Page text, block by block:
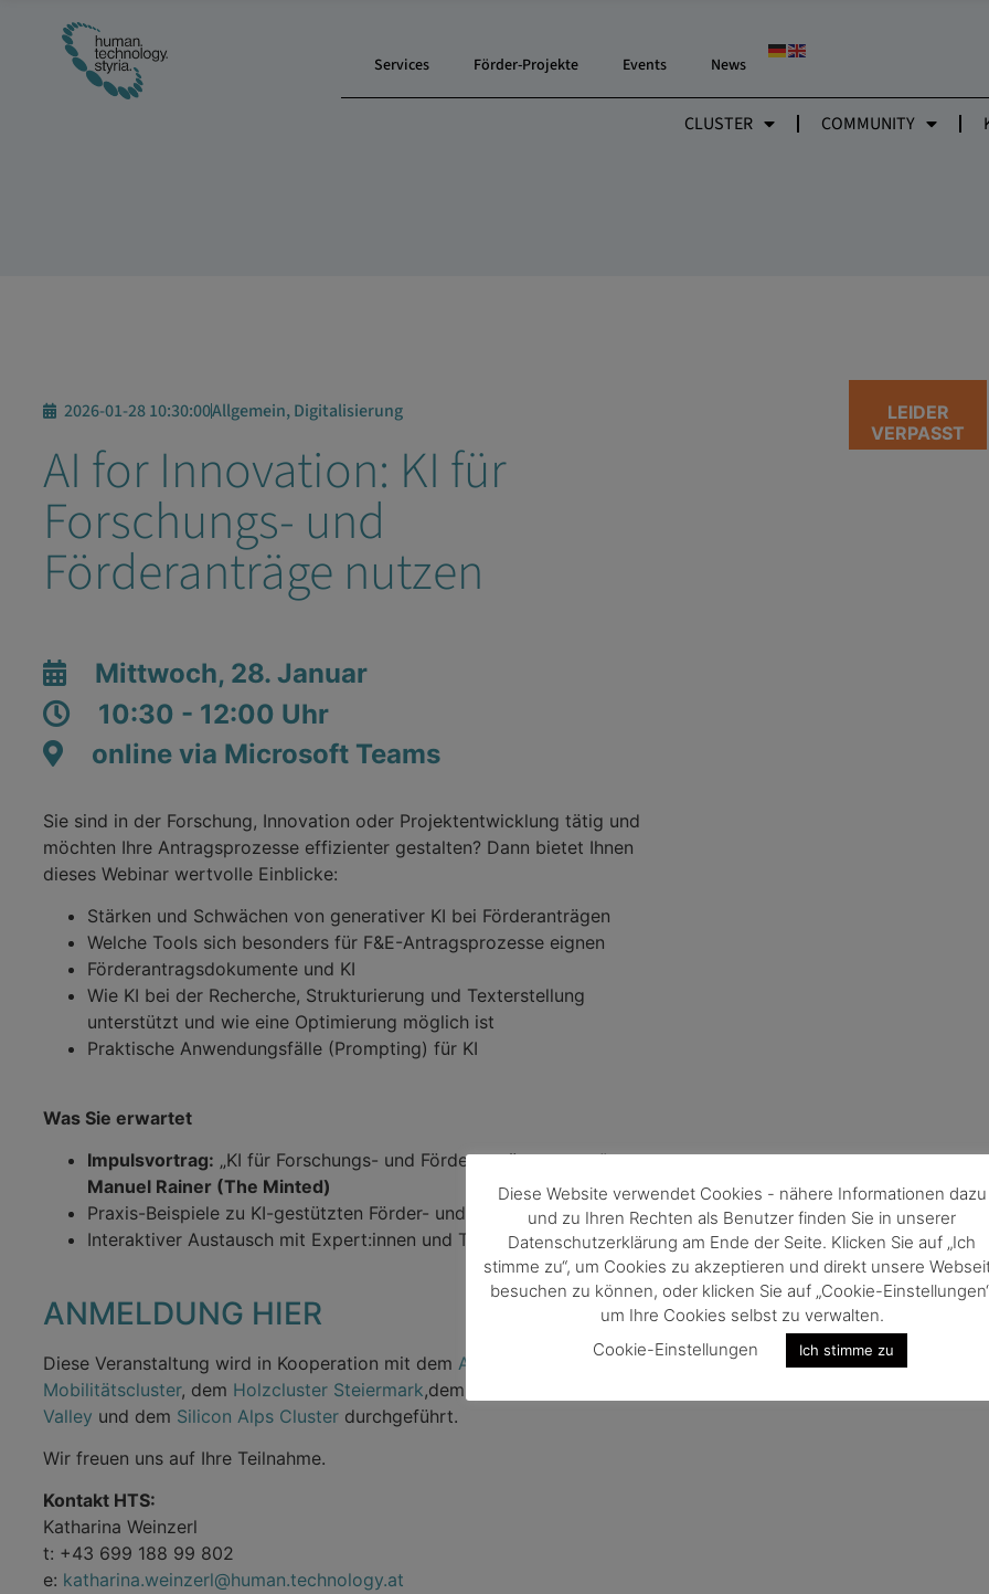
Services Förder-Projekte Events News
CLUSTER COMMUNITY
2026-01-28 10:30:00Allgemein, Digitalisierung
AI for Innovation: KI für
Forschungs- und
Förderanträge nutzen
Mittwoch, 28. Januar
10:30 - 12:00 Uhr
online via Microsoft Teams
Sie sind in der Forschung, Innovation oder Projektentwicklung tätig und
möchten Ihre Antragsprozesse effizienter gestalten? Dann bietet Ihnen
dieses Webinar wertvolle Einblicke:
Stärken und Schwächen von generativer KI bei Förderanträgen
Welche Tools sich besonders für F&E-Antragsprozesse eignen
Förderantragsdokumente und KI
Wie KI bei der Recherche, Strukturierung und Texterstellung
unterstützt und wie eine Optimierung möglich ist
Praktische Anwendungsfälle (Prompting) für KI
Was Sie erwartet
Impulsvortrag: „KI für Forschungs- und Förderanträge nutzen“ von
Manuel Rainer (The Minted)
Praxis-Beispiele zu KI-gestützten Förder- und Forschungsanträgen
Interaktiver Austausch mit Expert:innen und Teilnehmenden
ANMELDUNG HIER
Diese Veranstaltung wird in Kooperation mit dem ACstyria
Mobilitätscluster, dem Holzcluster Steiermark,dem
Valley und dem Silicon Alps Clusterdurchgeführt.
Wir freuen uns auf Ihre Teilnahme.
Kontakt HTS:
Katharina Weinzerl
t: +43 699 188 99 802
e: katharina.weinzerl@human.technology.at
LEIDER
VERPASST
Diese Website verwendet Cookies - nähere Informationen dazu
und zu Ihren Rechten als Benutzer finden Sie in unserer
Datenschutzerklärung am Ende der Seite. Klicken Sie auf „Ich
stimme zu“, um Cookies zu akzeptieren und direkt unsere
besuchen zu können, oder klicken Sie auf „Cookie-
um Ihre Cookies selbst zu verwalten.
Cookie-Einstellungen
Ich stimme zu